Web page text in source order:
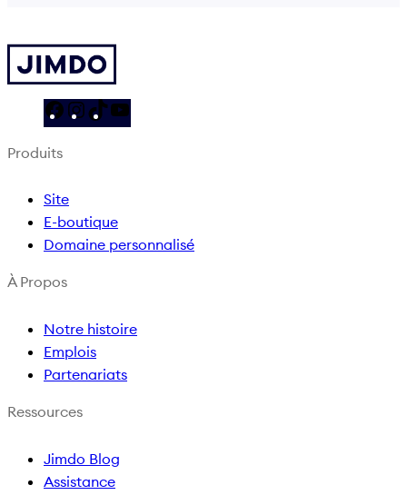
F
a
b
o
o
I
n
g
r
T
i
k
o
e
Produits
Site
E-boutique
Domaine personnalisé
À Propos
Notre histoire
Emplois
Partenariats
Ressources
Jimdo Blog
Assistance